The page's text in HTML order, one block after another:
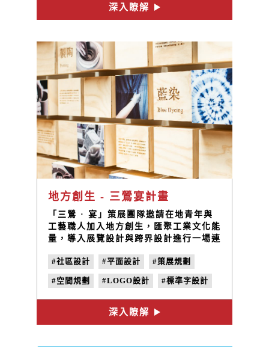
#商品設計
深入瞭解
地方創生 - 三鶯宴計畫
「三鶯 · 宴」策展團隊邀請在地青年與
工藝職人加入地方創生，匯聚工業文化能
量，導入展覽設計與跨界設計進行一場連
主視覺設計完美具現了三鶯特色與盛宴精
髓，邀請觀者一同參與。
#社區設計 #平面設計 #策展規劃
#空間規劃 #LOGO設計 #標準字設計
#色彩計畫 #地方創生 #社區營造
#展覽視覺
深入瞭解